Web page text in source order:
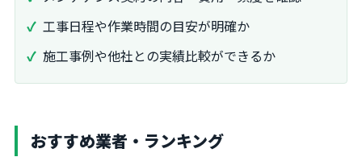
工事日程や作業時間の目安が明確か
施工事例や他社との実績比較ができるか
おすすめ業者・ランキング